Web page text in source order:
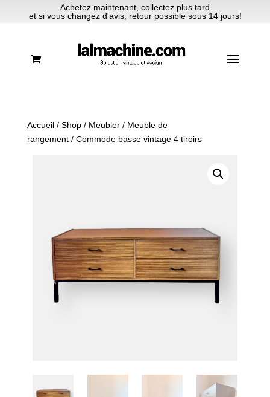
Achetez maintenant, collectez plus tard
et si vous changez d'avis, retour possible sous 14 jours!
Accueil/ Shop/ Meubler/ Meuble de
rangement/ Commode basse vintage 4 tiroirs